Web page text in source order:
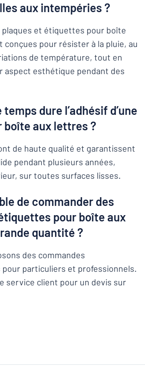
aux intempéries ?
plaques et étiquettes pour boîte
pour résister à la pluie, au
de température, tout en
aspect esthétique pendant des
dure l’adhésif d’une
boîte aux lettres ?
de haute qualité et garantissent
pendant plusieurs années,
sur toutes surfaces lisses.
de commander des
pour boîte aux
quantité ?
des commandes
pour particuliers et professionnels.
service client pour un devis sur